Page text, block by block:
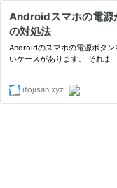
Androidスマホの電源
の対処法
Androidのスマホの電源ボタ
いケースがあります。 それま
itojisan.xyz